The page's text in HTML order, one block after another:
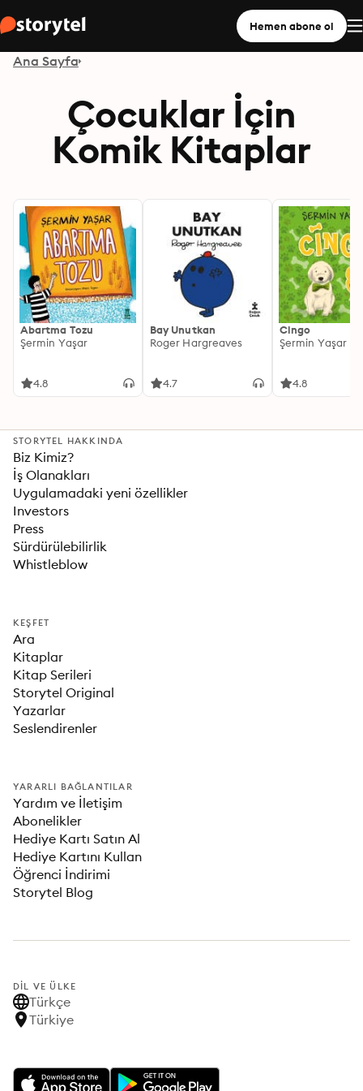
Hemen abone ol
Ana Sayfa
Çocuklar İçin
Komik Kitaplar
Abartma Tozu
Şermin Yaşar
4.8
Bay Unutkan
Roger Hargreaves
4.7
Cingo
Şermin Yaşar
4.8
STORYTEL HAKKINDA
Biz Kimiz?
İş Olanakları
Uygulamadaki yeni özellikler
Investors
Press
Sürdürülebilirlik
Whistleblow
KEŞFET
Ara
Kitaplar
Kitap Serileri
Storytel Original
Yazarlar
Seslendirenler
YARARLI BAĞLANTILAR
Yardım ve İletişim
Abonelikler
Hediye Kartı Satın Al
Hediye Kartını Kullan
Öğrenci İndirimi
Storytel Blog
DIL VE ÜLKE
Türkçe
Türkiye